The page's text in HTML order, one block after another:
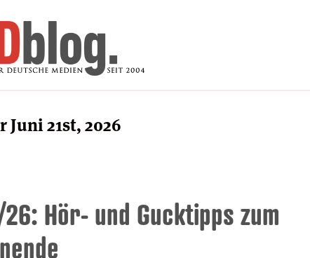
Juni 21st, 2026
Hör- und Gucktipps zum